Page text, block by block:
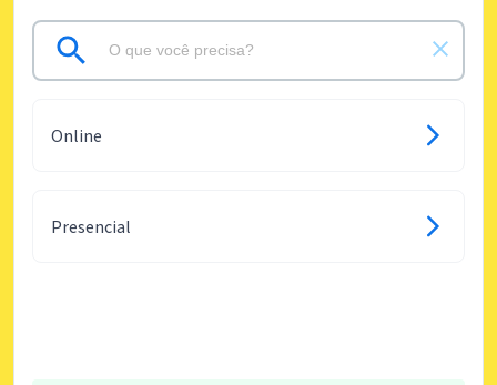
Online
Presencial